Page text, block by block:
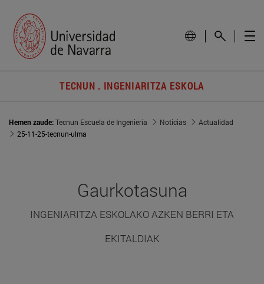
TECNUN . INGENIARITZA ESKOLA
Hemen zaude:Tecnun Escuela de Ingeniería Noticias
Actualidad
25-11-25-tecnun-ulma
Gaurkotasuna
INGENIARITZA ESKOLAKO AZKEN BERRI ETA
EKITALDIAK